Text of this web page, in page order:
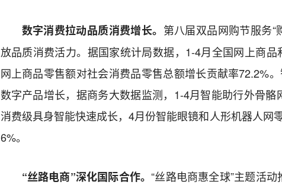
数字消费拉动品质消费增长。 第八届双品网购节服务“
放品质消费活力。据国家统计局数据，1-4月全国网上商品
网上商品零售额对社会消费品零售总额增长贡献率72.2%
数字产品增长，据商务大数据监测，1-4月智能助行外骨骼
消费级具身智能快速成长，4月份智能眼镜和人形机器人网
6%。
“丝路电商”深化国际合作。“丝路电商惠全球”主题活